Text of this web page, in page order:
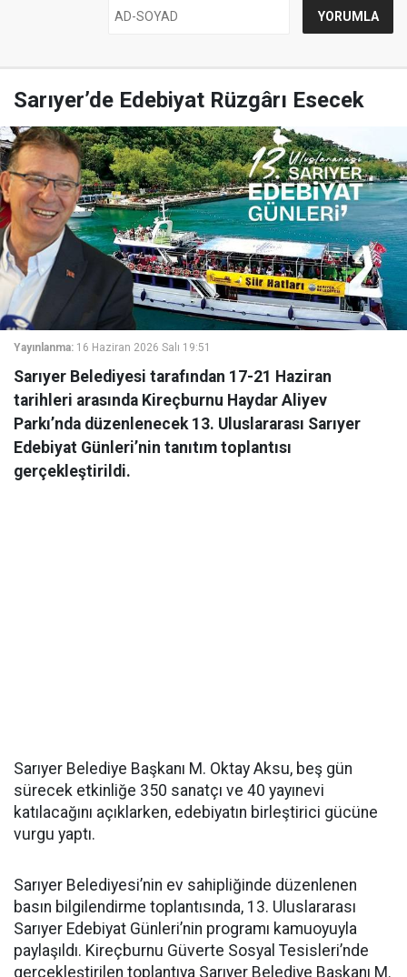
Sarıyer’de Edebiyat Rüzgârı Esecek
Yayınlanma: 16 Haziran 2026 Salı 19:51
Sarıyer Belediyesi tarafından 17-21 Haziran
tarihleri arasında Kireçburnu Haydar Aliyev
Parkı’nda düzenlenecek 13. Uluslararası Sarıyer
Edebiyat Günleri’nin tanıtım toplantısı
gerçekleştirildi.
Sarıyer Belediye Başkanı M. Oktay Aksu, beş gün
sürecek etkinliğe 350 sanatçı ve 40 yayınevi
katılacağını açıklarken, edebiyatın birleştirici gücüne
vurgu yaptı.
Sarıyer Belediyesi’nin ev sahipliğinde düzenlenen
basın bilgilendirme toplantısında, 13. Uluslararası
Sarıyer Edebiyat Günleri’nin programı kamuoyuyla
paylaşıldı. Kireçburnu Güverte Sosyal Tesisleri’nde
gerçekleştirilen toplantıya Sarıyer Belediye Başkanı M.